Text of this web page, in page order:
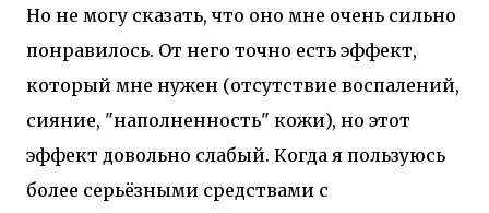
Но не могу сказать, что оно мне очень сильно
понравилось. От него точно есть эффект,
который мне нужен (отсутствие воспалений,
сияние, "наполненность" кожи), но этот
эффект довольно слабый. Когда я пользуюсь
более серьёзными средствами с